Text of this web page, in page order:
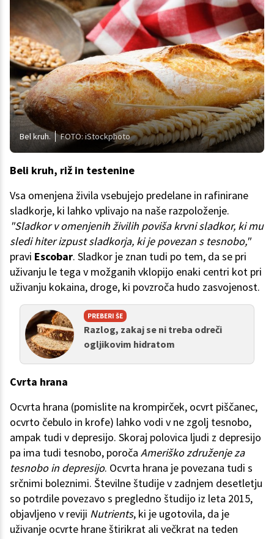
Bel kruh. FOTO: iStockphoto
Beli kruh, riž in testenine
Vsa omenjena živila vsebujejo predelane in rafinirane
sladkorje, ki lahko vplivajo na naše razpoloženje.
"Sladkor v omenjenih živilih poviša krvni sladkor, ki mu
sledi hiter izpust sladkorja, ki je povezan s tesnobo,"
pravi Escobar. Sladkor je znan tudi po tem, da se pri
uživanju le tega v možganih vklopijo enaki centri kot pri
uživanju kokaina, droge, ki povzroča hudo zasvojenost.
PREBERI ŠE
Razlog, zakaj se ni treba odreči
ogljikovim hidratom
Cvrta hrana
Ocvrta hrana (pomislite na krompirček, ocvrt piščanec,
ocvrto čebulo in krofe) lahko vodi v ne zgolj tesnobo,
ampak tudi v depresijo. Skoraj polovica ljudi z depresijo
pa ima tudi tesnobo, poroča Ameriško združenje za
tesnobo in depresijo. Ocvrta hrana je povezana tudi s
srčnimi boleznimi. Številne študije v zadnjem desetletju
so potrdile povezavo s pregledno študijo iz leta 2015,
objavljeno v reviji Nutrients, ki je ugotovila, da je
uživanje ocvrte hrane štirikrat ali večkrat na teden